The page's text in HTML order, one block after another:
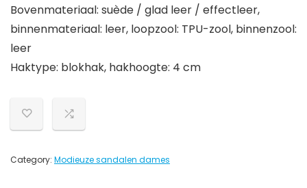
Bovenmateriaal: suède / glad leer / effectleer,
binnenmateriaal: leer, loopzool: TPU-zool, binnenzool:
leer
Haktype: blokhak, hakhoogte: 4 cm
Category: Modieuze sandalen dames